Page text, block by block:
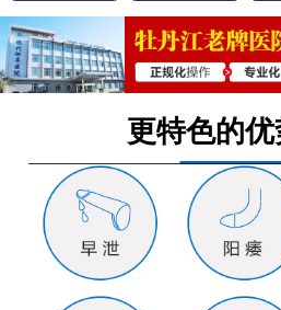
更特色的